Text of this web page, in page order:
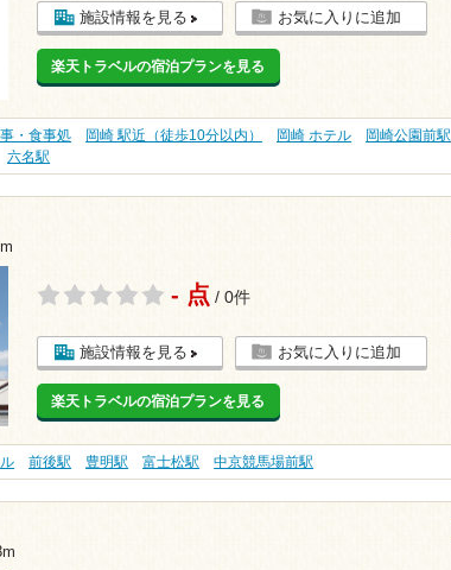
施設情報を見る お気に入りに追加
楽天トラベルの宿泊プランを見る
・食事処 岡崎 駅近（徒歩10分以内） 岡崎 ホテル
岡崎公園前駅
六名駅
- 点 / 0件
施設情報を見る お気に入りに追加
楽天トラベルの宿泊プランを見る
前後駅 豊明駅 富士松駅 中京競馬場前駅